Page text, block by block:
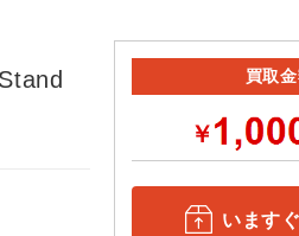
買取
￥
います